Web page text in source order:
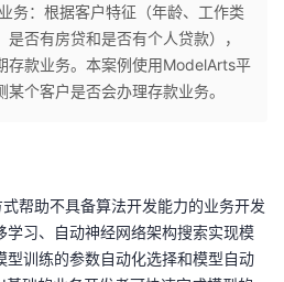
务：根据客户特征（年龄、工作类
否有房贷和是否有个人贷款），
存款业务。本案例使用ModelArts平
个客户是否会办理存款业务。
帮助不具备算法开发能力的业务开发
学习、自动神经网络架构搜索实现模
型训练的参数自动化选择和模型自动